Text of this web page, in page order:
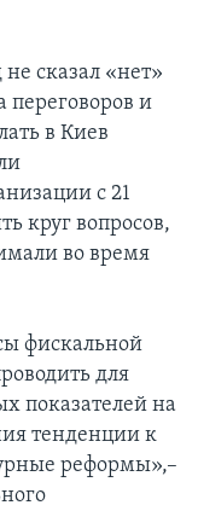
сказал «нет»
переговоров и
в Киев
с 21
круг вопросов,
во время
фискальной
для
показателей на
тенденции к
реформы»,–